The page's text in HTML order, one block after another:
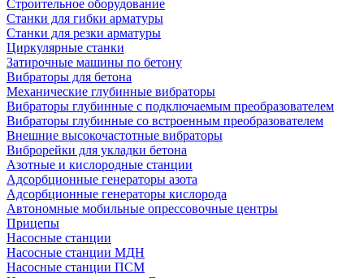
Строительное оборудование
Станки для гибки арматуры
Станки для резки арматуры
Циркулярные станки
Затирочные машины по бетону
Вибраторы для бетона
Механические глубинные вибраторы
Вибраторы глубинные с подключаемым преобразователем
Вибраторы глубинные со встроенным преобразователем
Внешние высокочастотные вибраторы
Виброрейки для укладки бетона
Азотные и кислородные станции
Адсорбционные генераторы азота
Адсорбционные генераторы кислорода
Автономные мобильные опрессовочные центры
Прицепы
Насосные станции
Насосные станции МДН
Насосные станции ПСМ